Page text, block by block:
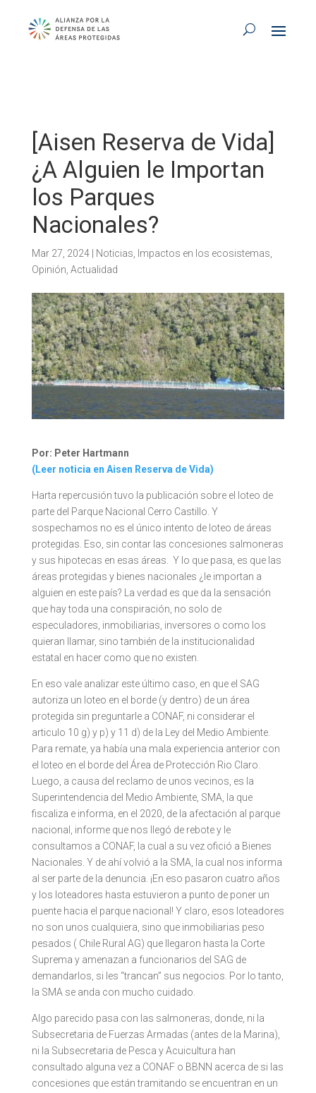
[Aisen Reserva de Vida]
¿A Alguien le Importan
los Parques
Nacionales?
Mar 27, 2024| Noticias Impactos en los ecosistemas
Opinión Actualidad
Por: Peter Hartmann
(Leer noticia en Aisen Reserva de Vida)
Harta repercusión tuvo la publicación sobre el loteo de
parte del Parque Nacional Cerro Castillo. Y
sospechamos no es el único intento de loteo de áreas
protegidas. Eso, sin contar las concesiones salmoneras
y sus hipotecas en esas áreas. Y lo que pasa, es que las
áreas protegidas y bienes nacionales ¿le importan a
alguien en este país? La verdad es que da la sensación
que hay toda una conspiración, no solo de
especuladores, inmobiliarias, inversores o como los
quieran llamar, sino también de la institucionalidad
estatal en hacer como que no existen.
En eso vale analizar este último caso, en que el SAG
autoriza un loteo en el borde (y dentro) de un área
protegida sin preguntarle a CONAF, ni considerar el
articulo 10 g) y p) y 11 d) de la Ley del Medio Ambiente.
Para remate, ya había una mala experiencia anterior con
el loteo en el borde del Área de Protección Rio Claro.
Luego, a causa del reclamo de unos vecinos, es la
Superintendencia del Medio Ambiente, SMA, la que
fiscaliza e informa, en el 2020, de la afectación al parque
nacional, informe que nos llegó de rebote y le
consultamos a CONAF, la cual a su vez ofició a Bienes
Nacionales. Y de ahí volvió a la SMA, la cual nos informa
al ser parte de la denuncia. ¡En eso pasaron cuatro años
y los loteadores hasta estuvieron a punto de poner un
puente hacia el parque nacional! Y claro, esos loteadores
no son unos cualquiera, sino que inmobiliarias peso
pesados ( Chile Rural AG) que llegaron hasta la Corte
Suprema y amenazan a funcionarios del SAG de
demandarlos, si les “trancan” sus negocios. Por lo tanto,
la SMA se anda con mucho cuidado.
Algo parecido pasa con las salmoneras, donde, ni la
Subsecretaria de Fuerzas Armadas (antes de la Marina),
ni la Subsecretaria de Pesca y Acuicultura han
consultado alguna vez a CONAF o BBNN acerca de si las
concesiones que están tramitando se encuentran en un